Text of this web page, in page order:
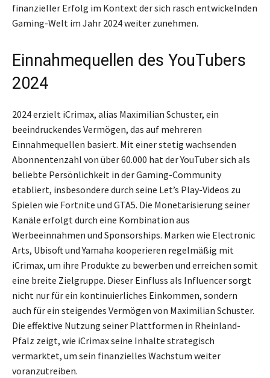
finanzieller Erfolg im Kontext der sich rasch entwickelnden
Gaming-Welt im Jahr 2024 weiter zunehmen.
Einnahmequellen des YouTubers
2024
2024 erzielt iCrimax, alias Maximilian Schuster, ein
beeindruckendes Vermögen, das auf mehreren
Einnahmequellen basiert. Mit einer stetig wachsenden
Abonnentenzahl von über 60.000 hat der YouTuber sich als
beliebte Persönlichkeit in der Gaming-Community
etabliert, insbesondere durch seine Let’s Play-Videos zu
Spielen wie Fortnite und GTA5. Die Monetarisierung seiner
Kanäle erfolgt durch eine Kombination aus
Werbeeinnahmen und Sponsorships. Marken wie Electronic
Arts, Ubisoft und Yamaha kooperieren regelmäßig mit
iCrimax, um ihre Produkte zu bewerben und erreichen somit
eine breite Zielgruppe. Dieser Einfluss als Influencer sorgt
nicht nur für ein kontinuierliches Einkommen, sondern
auch für ein steigendes Vermögen von Maximilian Schuster.
Die effektive Nutzung seiner Plattformen in Rheinland-
Pfalz zeigt, wie iCrimax seine Inhalte strategisch
vermarktet, um sein finanzielles Wachstum weiter
voranzutreiben.